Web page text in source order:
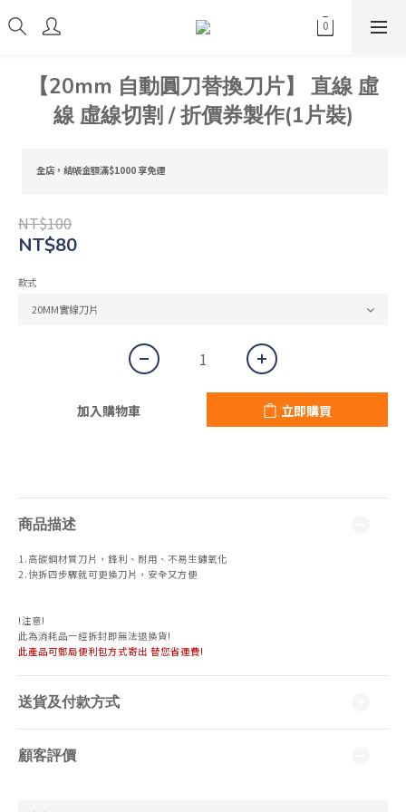
【20mm 自動圓刀替換刀片】 直線 虛
線 虛線切割 / 折價券製作(1片裝)
全店，結帳金額滿$1000 享免運
NT$100
NT$80
款式
加入購物車 立即購買
商品描述
1.高碳鋼材質刀片，鋒利、耐用、不易生鏽氧化
2.快拆四步驟就可更換刀片，安全又方便
!注意!
此為消耗品一經拆封即無法退換貨!
此產品可郵局便利包方式寄出 替您省運費!
送貨及付款方式
顧客評價